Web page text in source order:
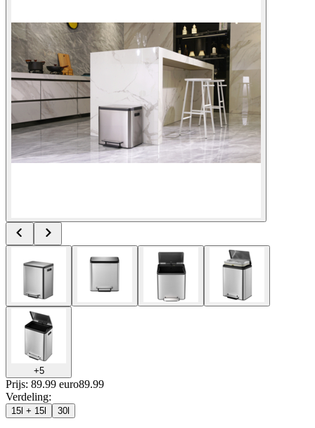
+5
Prijs: 89.99 euro89.99
Verdeling:
15l + 15l 30l